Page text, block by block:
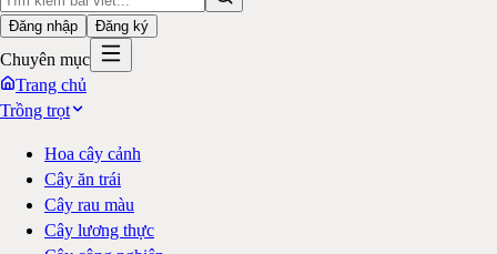
Đăng nhập Đăng ký
Chuyên mục
Trang chủ
Trồng trọt
Hoa cây cảnh
Cây ăn trái
Cây rau màu
Cây lương thực